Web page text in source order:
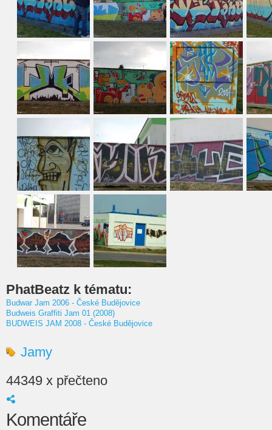
PhatBeatz k tématu:
Budwar Jam 2006 - České Budějovice
Budweis Graffiti Jam 01 (2008)
BUDWEIS JAM 2008 - České Budějovice
Jamy
44349 x přečteno
Komentáře